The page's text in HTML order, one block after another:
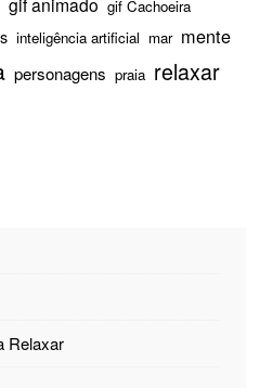
gif Cachoeira
inteligência artificial mar mente
personagens praia relaxar
Relaxar